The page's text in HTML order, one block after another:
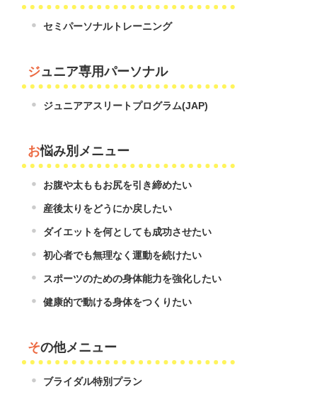
セミパーソナルトレーニング
ジュニア専用パーソナル
ジュニアアスリートプログラム(JAP)
お悩み別メニュー
お腹や太ももお尻を引き締めたい
産後太りをどうにか戻したい
ダイエットを何としても成功させたい
初心者でも無理なく運動を続けたい
スポーツのための身体能力を強化したい
健康的で動ける身体をつくりたい
その他メニュー
ブライダル特別プラン